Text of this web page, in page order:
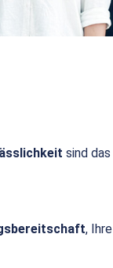
sind das
, Ihre